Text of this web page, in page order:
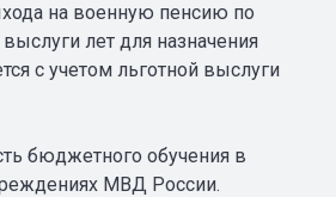
на военную пенсию по
лет для назначения
с учетом льготной выслуги
бюджетного обучения в
МВД России.